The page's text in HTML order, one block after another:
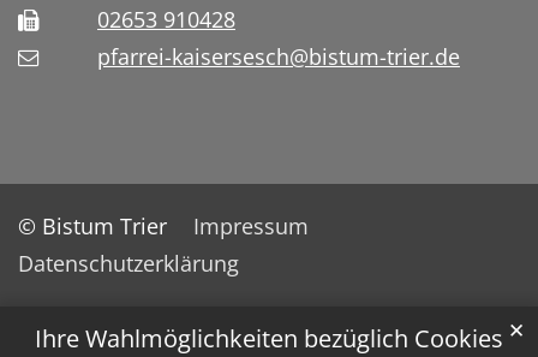
Ihre Wahlmöglichkeiten bezüglich Cookies ✕
02653 910428
pfarrei-kaisersesch@bistum-trier.de
© Bistum Trier
Impressum
Datenschutzerklärung